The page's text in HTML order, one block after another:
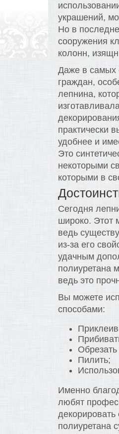
украшений,
Но в
сооружения
колонн,
Даже в самых
граждан,
лепнина,
практически
удобнее и
Это
некоторыми
которыми в
Сегодня
широко. Этот
ведь
из-за его
удачным
полиуретана
ведь это
Вы можете
способами:
Пилить;
Именно
любят
полиуретана